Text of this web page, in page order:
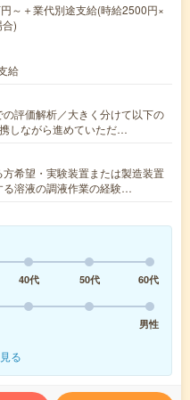
～＋業代別途支給(時給2500円×
)
給
評価解析／大きく分けて以下の
しながら進めていただ…
希望・実験装置または製造装置
る溶液の調液作業の経験…
40代 50代
60代
男性
る